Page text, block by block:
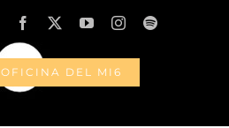
Facebook
X YouTubeInstagramSpotify
OFICINA DEL MI6